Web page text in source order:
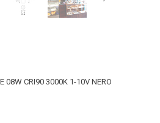
08W CRI90 3000K 1-10V NERO